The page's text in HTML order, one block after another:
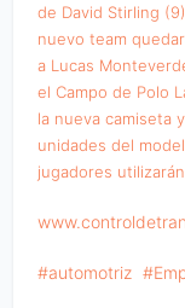
de David Stirling
nuevo team
a Lucas
el Campo de Polo
la nueva camiseta
unidades del
jugadores
automotriz